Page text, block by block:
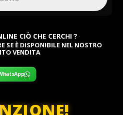
CIÒ CHE CERCHI ?
SE È DISPONIBILE NEL NOSTRO
VENDITA